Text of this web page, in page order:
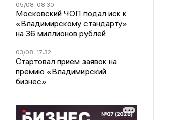
05/08 08:30
Московский ЧОП подал иск к
«Владимирскому стандарту»
на 36 миллионов рублей
03/08 17:32
Стартовал прием заявок на
премию «Владимирский
бизнес»